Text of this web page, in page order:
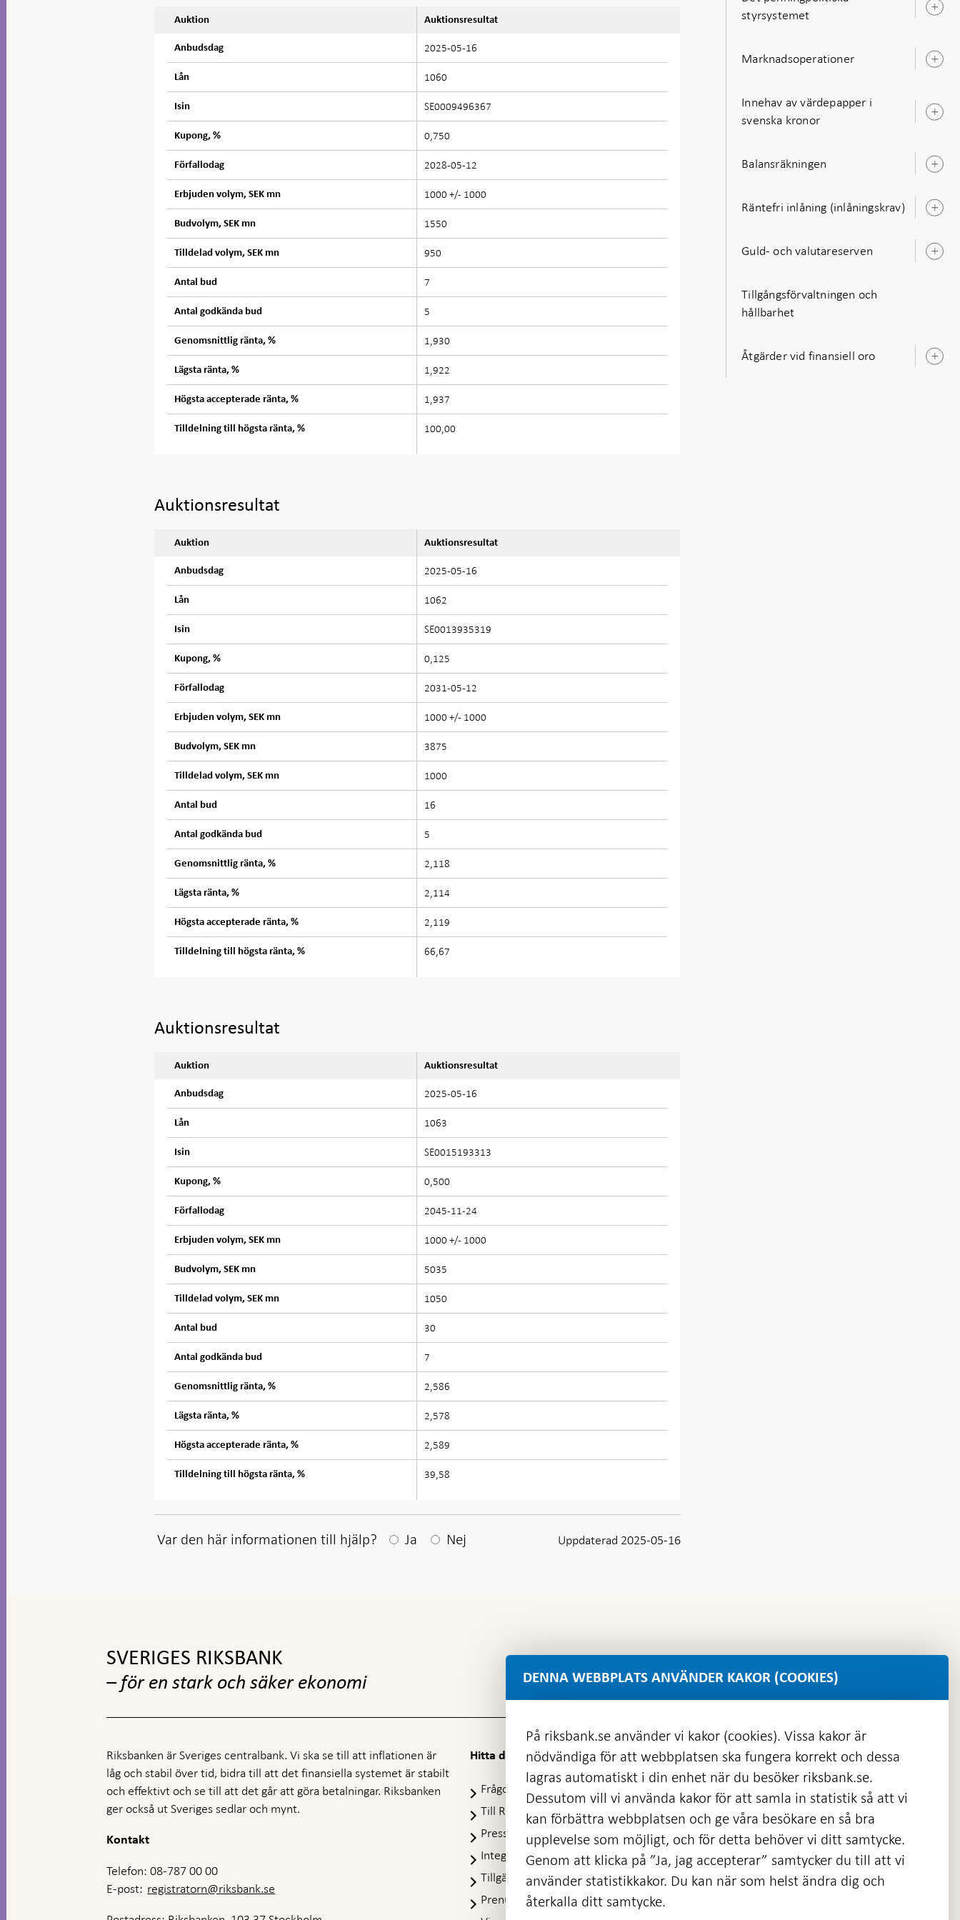
Auktion Auktionsresultat
Anbudsdag 2025-05-16
Lån 1060
Isin SE0009496367
Kupong, % 0,750
Förfallodag 2028-05-12
Erbjuden volym, SEK mn 1000 +/- 1000
Budvolym, SEK mn 1550
Tilldelad volym, SEK mn 950
Antal bud 7
Antal godkända bud 5
Genomsnittlig ränta, % 1,930
Lägsta ränta, % 1,922
Högsta accepterade ränta, % 1,937
Tilldelning till högsta ränta, % 100,00
Auktionsresultat
Auktion Auktionsresultat
Anbudsdag 2025-05-16
Lån 1062
Isin SE0013935319
Kupong, % 0,125
Förfallodag 2031-05-12
Erbjuden volym, SEK mn 1000 +/- 1000
Budvolym, SEK mn 3875
Tilldelad volym, SEK mn 1000
Antal bud 16
Antal godkända bud 5
Genomsnittlig ränta, % 2,118
Lägsta ränta, % 2,114
Högsta accepterade ränta, % 2,119
Tilldelning till högsta ränta, % 66,67
Auktionsresultat
Auktion Auktionsresultat
Anbudsdag 2025-05-16
Lån 1063
Isin SE0015193313
Kupong, % 0,500
Förfallodag 2045-11-24
Erbjuden volym, SEK mn 1000 +/- 1000
Budvolym, SEK mn 5035
Tilldelad volym, SEK mn 1050
Antal bud 30
Antal godkända bud 7
Genomsnittlig ränta, % 2,586
Lägsta ränta, % 2,578
Högsta accepterade ränta, % 2,589
Tilldelning till högsta ränta, % 39,58
Var den här informationen till hjälp? Efter ditt svar visas en kommentarsruta
Ja Nej Uppdaterad 2025-05-16
styrsystemet
Marknadsoperationer
Innehav av värdepapper i
svenska kronor
Balansräkningen
Räntefri inlåning (inlåningskrav)
Guld- och valutareserven
Tillgångsförvaltningen och
hållbarhet
Åtgärder vid finansiell oro
SVERIGES RIKSBANK
– för en stark och säker ekonomi
Riksbanken är Sveriges centralbank. Vi ska se till att inflationen är
låg och stabil över tid, bidra till att det finansiella systemet är stabilt
och effektivt och se till att det går att göra betalningar. Riksbanken
ger också ut Sveriges sedlar och mynt.
Kontakt
Telefon: 08-787 00 00
E-post: registratorn@riksbank.se
Hitta direkt
Frågor och svar
Öppnas
i
ny
flik
Till Riksbankens webbarkiv
Öppnas
ny
flik
Presskontakt
Integritetspolicy
Tillgänglighetsredogörelse
Prenumerera på utskick
DENNA WEBBPLATS ANVÄNDER KAKOR (COOKIES)
På riksbank.se använder vi kakor (cookies). Vissa kakor är
nödvändiga för att webbplatsen ska fungera korrekt och dessa
lagras automatiskt i din enhet när du besöker riksbank.se.
Dessutom vill vi använda kakor för att samla in statistik så att vi
kan förbättra webbplatsen och ge våra besökare en så bra
upplevelse som möjligt, och för detta behöver vi ditt samtycke.
Genom att klicka på ”Ja, jag accepterar” samtycker du till att vi
använder statistikkakor. Du kan när som helst ändra dig och
återkalla ditt samtycke.